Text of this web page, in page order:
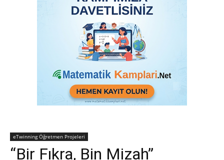
eTwinning Öğretmen Projeleri
“Bir Fıkra, Bin Mizah”